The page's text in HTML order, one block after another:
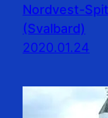
Nordvest-
(Svalbard)
2020.01.24